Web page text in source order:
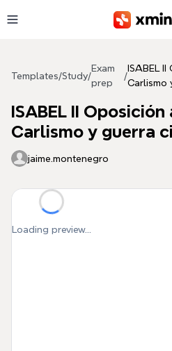
Templates/Study/
Exam
prep
/
ISABEL
Carlismo
ISABEL II
Carlismo y guerra
jaime.montenegro
Loading preview...